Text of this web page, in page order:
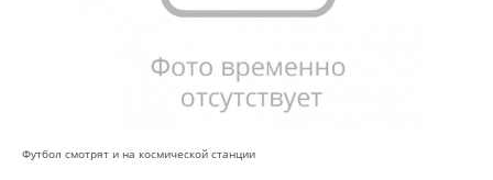
Футбол смотрят и на космической станции